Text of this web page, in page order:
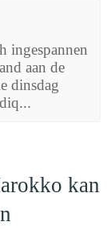
ingespannen
aan de
dinsdag
kan